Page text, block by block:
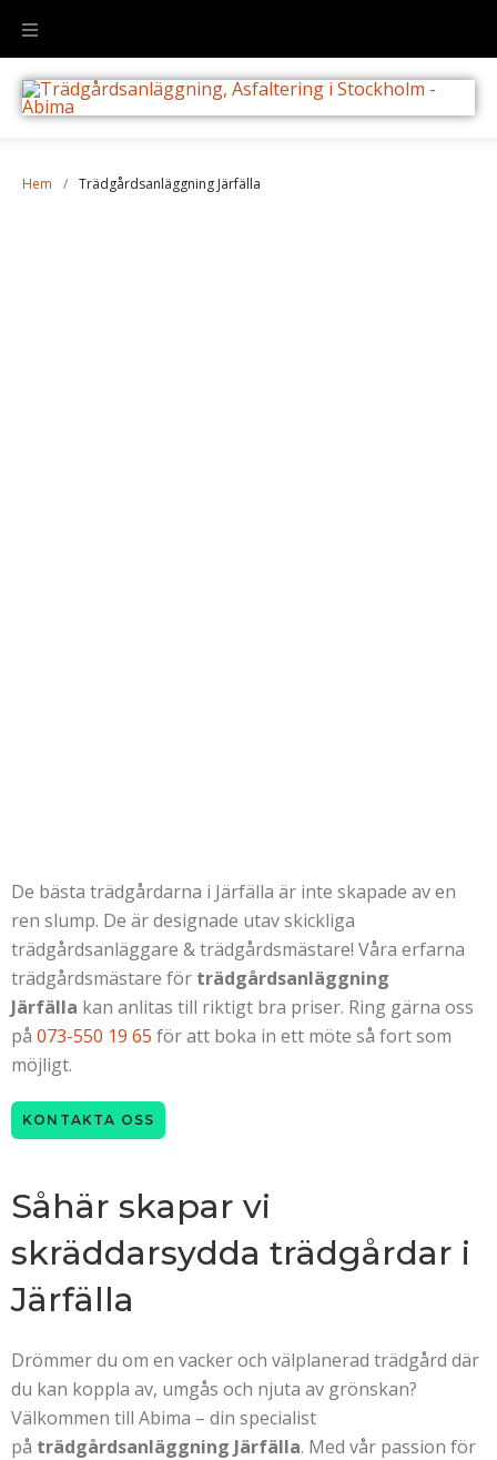
Hem / Trädgårdsanläggning Järfälla
De bästa trädgårdarna i Järfälla är inte skapade av en
ren slump. De är designade utav skickliga
trädgårdsanläggare & trädgårdsmästare! Våra erfarna
trädgårdsmästare för trädgårdsanläggning
Järfälla kan anlitas till riktigt bra priser. Ring gärna oss
på 073-550 19 65 för att boka in ett möte så fort som
möjligt.
KONTAKTA OSS
Såhär skapar vi
skräddarsydda trädgårdar i
Järfälla
Drömmer du om en vacker och välplanerad trädgård där
du kan koppla av, umgås och njuta av grönskan?
Välkommen till Abima – din specialist
på trädgårdsanläggning Järfälla. Med vår passion för